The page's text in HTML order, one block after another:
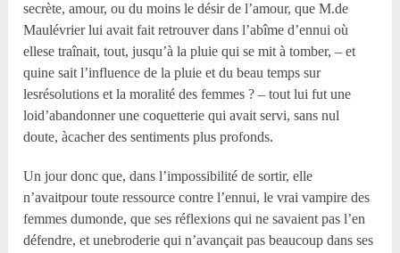
secrète, amour, ou du moins le désir de l’amour, que M.de
Maulévrier lui avait fait retrouver dans l’abîme d’ennui où
ellese traînait, tout, jusqu’à la pluie qui se mit à tomber, – et
quine sait l’influence de la pluie et du beau temps sur
lesrésolutions et la moralité des femmes ? – tout lui fut une
loid’abandonner une coquetterie qui avait servi, sans nul
doute, àcacher des sentiments plus profonds.
Un jour donc que, dans l’impossibilité de sortir, elle
n’avaitpour toute ressource contre l’ennui, le vrai vampire des
femmes dumonde, que ses réflexions qui ne savaient pas l’en
défendre, et unebroderie qui n’avançait pas beaucoup dans ses